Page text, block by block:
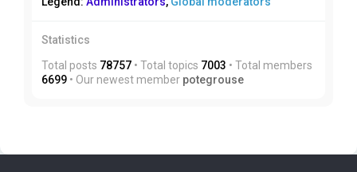
Statistics
Total posts 78757 • Total topics 7003 • Total members
6699 • Our newest member potegrouse